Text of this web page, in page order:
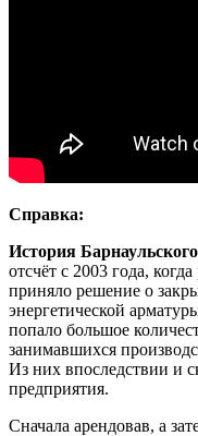
Справка:
История
отсчёт с 2003 года,
приняло решение о
энергетической
попало большое
занимавшихся
Из них впоследствии и
предприятия.
Сначала арендовав, а